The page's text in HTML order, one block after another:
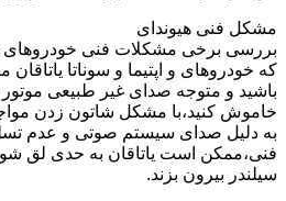
مشکل فنی هیوندای
بررسی برخی مشکلات فنی خودروهای
که خودروهای و اپتیما و سوناتا
باشید و متوجه صدای غیر طبیعی
خاموش کنید،با مشکل شاتون زدن
به دلیل صدای سیستم صوتی و عدم
فنی،ممکن است یاتاقان به حدی لق
سیلندر بیرون بزند.